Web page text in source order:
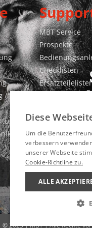
/
MBT Service
Prospekte
Checklisten
© 2023 | MBT | Alle Rechte
Diese
Um die
verbessern
unserer Webseite
Cookie-Richtline zu.
ALLE